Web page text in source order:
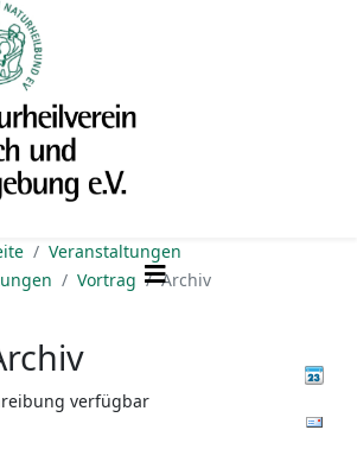
Veranstaltungen
Vortrag Archiv
verfügbar